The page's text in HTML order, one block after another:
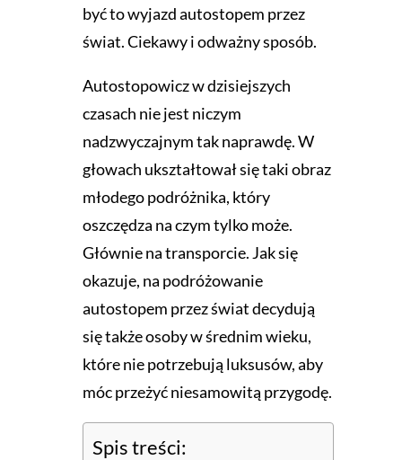
być to wyjazd autostopem przez
świat. Ciekawy i odważny sposób.
Autostopowicz w dzisiejszych
czasach nie jest niczym
nadzwyczajnym tak naprawdę. W
głowach ukształtował się taki obraz
młodego podróżnika, który
oszczędza na czym tylko może.
Głównie na transporcie. Jak się
okazuje, na podróżowanie
autostopem przez świat decydują
się także osoby w średnim wieku,
które nie potrzebują luksusów, aby
móc przeżyć niesamowitą przygodę.
Spis treści: